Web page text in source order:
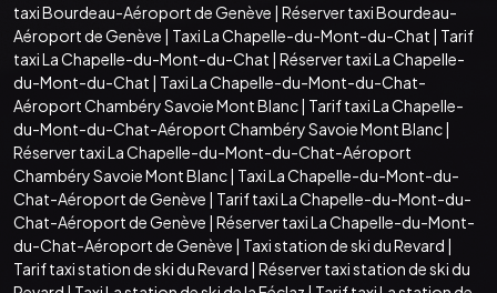
taxi Bourdeau-Aéroport de Genève | Réserver taxi Bourdeau-
Aéroport de Genève | Taxi La Chapelle-du-Mont-du-Chat | Tarif
taxi La Chapelle-du-Mont-du-Chat | Réserver taxi La Chapelle-
du-Mont-du-Chat | Taxi La Chapelle-du-Mont-du-Chat-
Aéroport Chambéry Savoie Mont Blanc| Tarif taxi La Chapelle-
du-Mont-du-Chat-Aéroport Chambéry Savoie Mont Blanc|
Réserver taxi La Chapelle-du-Mont-du-Chat-Aéroport
Chambéry Savoie Mont Blanc| Taxi La Chapelle-du-Mont-du-
Chat-Aéroport de Genève | Tarif taxi La Chapelle-du-Mont-du-
Chat-Aéroport de Genève | Réserver taxi La Chapelle-du-Mont-
du-Chat-Aéroport de Genève | Taxi station de ski du Revard |
Tarif taxi station de ski du Revard | Réserver taxi station de ski du